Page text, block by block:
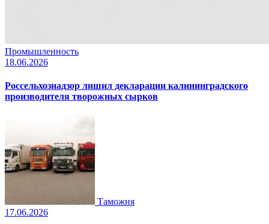
Промышленность
18.06.2026
Россельхознадзор лишил декларации калининградского
производителя творожных сырков
Таможня
17.06.2026